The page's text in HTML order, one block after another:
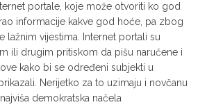
portale, koje može otvoriti ko god
informacije kakve god hoće, pa zbog
lažnim vijestima. Internet portali su
ili drugim pritiskom da pišu naručene i
kako bi se određeni subjekti u
Nerijetko za to uzimaju i novčanu
demokratska načela